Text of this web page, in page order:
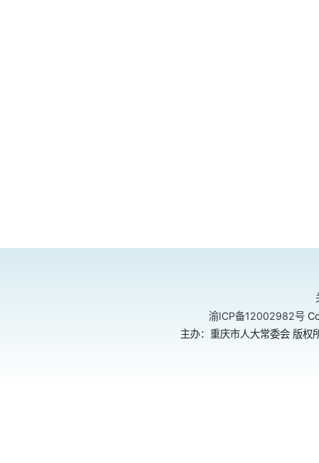
渝ICP备12002982号
主办：重庆市人大常委会 版